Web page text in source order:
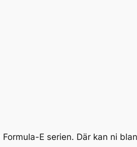
E serien. Där kan ni